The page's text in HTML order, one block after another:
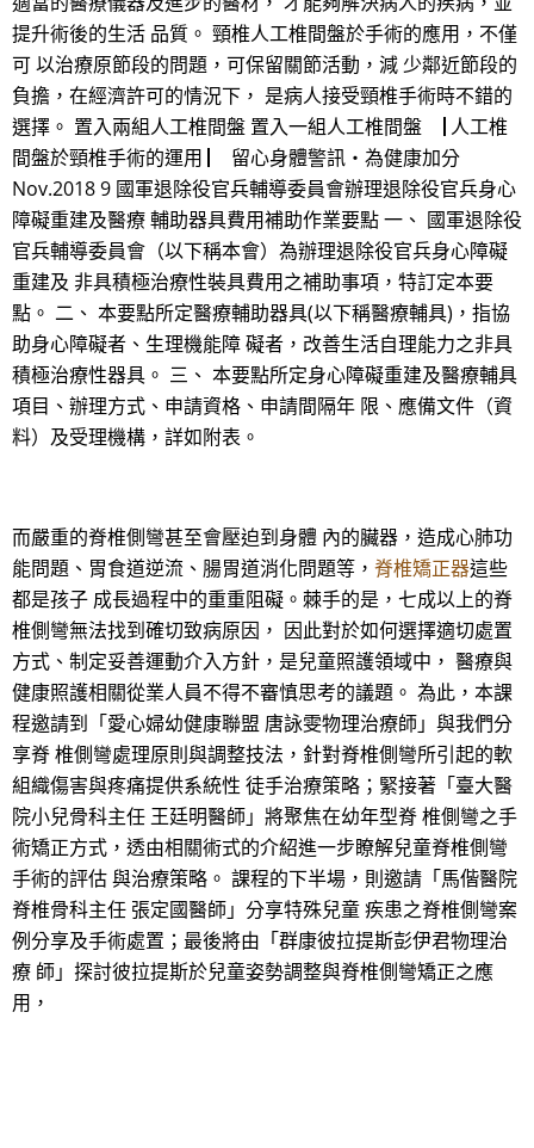
提升術後的生活 品質。 頸椎人工椎間盤於手術的應用，不僅
可 以治療原節段的問題，可保留關節活動，減 少鄰近節段的
負擔，在經濟許可的情況下， 是病人接受頸椎手術時不錯的
選擇。 置入兩組人工椎間盤 置入一組人工椎間盤 ▕ 人工椎
間盤於頸椎手術的運用 ▏ 留心身體警訊‧為健康加分
Nov.2018 9 國軍退除役官兵輔導委員會辦理退除役官兵身心
障礙重建及醫療 輔助器具費用補助作業要點 一、 國軍退除役
官兵輔導委員會（以下稱本會）為辦理退除役官兵身心障礙
重建及 非具積極治療性裝具費用之補助事項，特訂定本要
點。 二、 本要點所定醫療輔助器具(以下稱醫療輔具)，指協
助身心障礙者、生理機能障 礙者，改善生活自理能力之非具
積極治療性器具。 三、 本要點所定身心障礙重建及醫療輔具
項目、辦理方式、申請資格、申請間隔年 限、應備文件（資
料）及受理機構，詳如附表。
而嚴重的脊椎側彎甚至會壓迫到身體 內的臟器，造成心肺功
能問題、胃食道逆流、腸胃道消化問題等， 脊椎矯正器這些
都是孩子 成長過程中的重重阻礙。棘手的是，七成以上的脊
椎側彎無法找到確切致病原因， 因此對於如何選擇適切處置
方式、制定妥善運動介入方針，是兒童照護領域中， 醫療與
健康照護相關從業人員不得不審慎思考的議題。 為此，本課
程邀請到「愛心婦幼健康聯盟 唐詠雯物理治療師」與我們分
享脊 椎側彎處理原則與調整技法，針對脊椎側彎所引起的軟
組織傷害與疼痛提供系統性 徒手治療策略；緊接著「臺大醫
院小兒骨科主任 王廷明醫師」將聚焦在幼年型脊 椎側彎之手
術矯正方式，透由相關術式的介紹進一步瞭解兒童脊椎側彎
手術的評估 與治療策略。 課程的下半場，則邀請「馬偕醫院
脊椎骨科主任 張定國醫師」分享特殊兒童 疾患之脊椎側彎案
例分享及手術處置；最後將由「群康彼拉提斯彭伊君物理治
療 師」探討彼拉提斯於兒童姿勢調整與脊椎側彎矯正之應
用，